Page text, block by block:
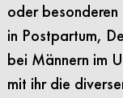
oder
in Postpartum,
bei Männern im
mit ihr die